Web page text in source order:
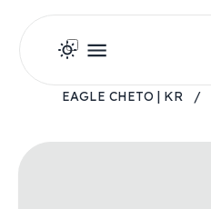
/
EAGLE CHETO | KR